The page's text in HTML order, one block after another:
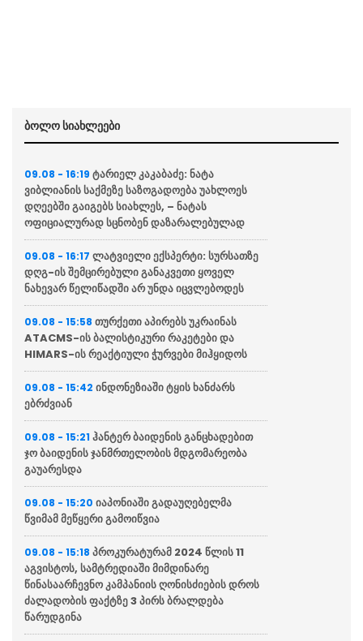
ბოლო სიახლეები
09.08 - 16:19 ტარიელ კაკაბაძე: ნატა
ვიბლიანის საქმეზე საზოგადოება უახლოეს
დღეებში გაიგებს სიახლეს, – ნატას
ოფიციალურად სცნობენ დაზარალებულად
09.08 - 16:17 ლატვიელი ექსპერტი: სურსათზე
დღგ-ის შემცირებული განაკვეთი ყოველ
ნახევარ წელიწადში არ უნდა იცვლებოდეს
09.08 - 15:58 თურქეთი აპირებს უკრაინას
ATACMS-ის ბალისტიკური რაკეტები და
HIMARS-ის რეაქტიული ჭურვები მიჰყიდოს
09.08 - 15:42 ინდონეზიაში ტყის ხანძარს
ებრძვიან
09.08 - 15:21 ჰანტერ ბაიდენის განცხადებით
ჯო ბაიდენის ჯანმრთელობის მდგომარეობა
გაუარესდა
09.08 - 15:20 იაპონიაში გადაუღებელმა
წვიმამ მეწყერი გამოიწვია
09.08 - 15:18 პროკურატურამ 2024 წლის 11
აგვისტოს, სამტრედიაში მიმდინარე
წინასაარჩევნო კამპანიის ღონისძიების დროს
ძალადობის ფაქტზე 3 პირს ბრალდება
წარუდგინა